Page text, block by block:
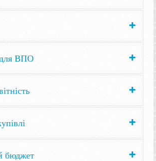
ВПО
бюджет